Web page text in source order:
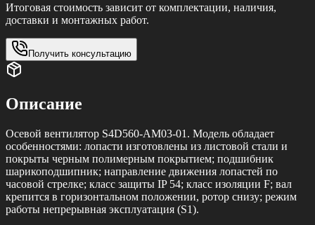
Итоговая стоимость зависит от комплектации, наличия,
доставки и монтажных работ.
Получить консультацию
Описание
Осевой вентилятор S4D560-AM03-01. Модель обладает
особенностями: лопасти изготовлены из листовой стали и
покрыты черным полимерным покрытием; подшибник
шарикоподшипник; направление движения лопастей по
часовой стрелке; класс защиты IP 54; класс изоляции F; вал
крепится в горизонтальном положении, ротор снизу; режим
работы непрерывная эксплуатация (S1).